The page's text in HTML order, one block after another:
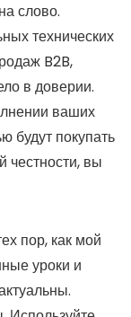
слово.
технических
B2B,
в доверии.
ваших
будут покупать
честности, вы
пор, как мой
уроки и